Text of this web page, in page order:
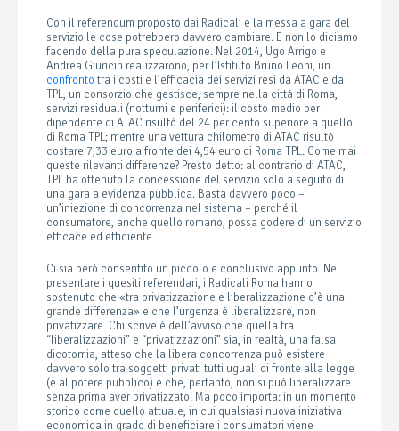
Con il referendum proposto dai Radicali e la messa a gara del
servizio le cose potrebbero davvero cambiare. E non lo diciamo
facendo della pura speculazione. Nel 2014, Ugo Arrigo e
Andrea Giuricin realizzarono, per l’Istituto Bruno Leoni, un
confronto tra i costi e l’efficacia dei servizi resi da ATAC e da
TPL, un consorzio che gestisce, sempre nella città di Roma,
servizi residuali (notturni e periferici): il costo medio per
dipendente di ATAC risultò del 24 per cento superiore a quello
di Roma TPL; mentre una vettura chilometro di ATAC risultò
costare 7,33 euro a fronte dei 4,54 euro di Roma TPL. Come mai
queste rilevanti differenze? Presto detto: al contrario di ATAC,
TPL ha ottenuto la concessione del servizio solo a seguito di
una gara a evidenza pubblica. Basta davvero poco –
un’iniezione di concorrenza nel sistema – perché il
consumatore, anche quello romano, possa godere di un servizio
efficace ed efficiente.
Ci sia però consentito un piccolo e conclusivo appunto. Nel
presentare i quesiti referendari, i Radicali Roma hanno
sostenuto che «tra privatizzazione e liberalizzazione c’è una
grande differenza» e che l’urgenza è liberalizzare, non
privatizzare. Chi scrive è dell’avviso che quella tra
“liberalizzazioni” e “privatizzazioni” sia, in realtà, una falsa
dicotomia, atteso che la libera concorrenza può esistere
davvero solo tra soggetti privati tutti uguali di fronte alla legge
(e al potere pubblico) e che, pertanto, non si può liberalizzare
senza prima aver privatizzato. Ma poco importa: in un momento
storico come quello attuale, in cui qualsiasi nuova iniziativa
economica in grado di beneficiare i consumatori viene